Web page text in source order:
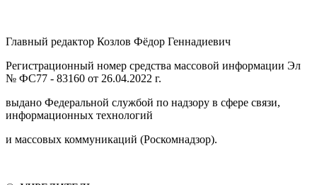
Главный редактор Козлов Фёдор Геннадиевич
Регистрационный номер средства массовой информации Эл
№ ФС77 - 83160 от 26.04.2022 г.
выдано Федеральной службой по надзору в сфере связи,
информационных технологий
и массовых коммуникаций (Роскомнадзор).